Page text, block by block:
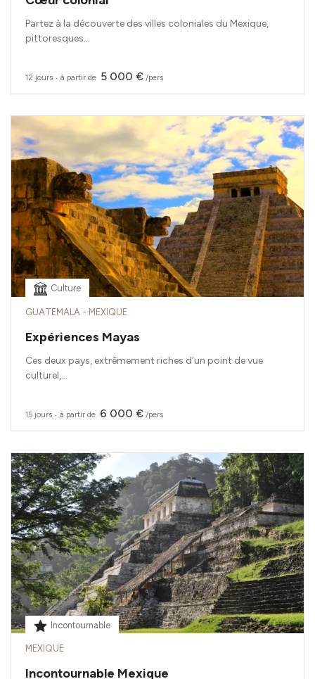
Partez à la découverte des villes coloniales du Mexique,
pittoresques...
12 jours ‧ à partir de 5 000 € /pers
Culture
GUATEMALA - MEXIQUE
Expériences Mayas
Ces deux pays, extrêmement riches d’un point de vue
culturel,...
15 jours ‧ à partir de 6 000 € /pers
Incontournable
MEXIQUE
Incontournable Mexique